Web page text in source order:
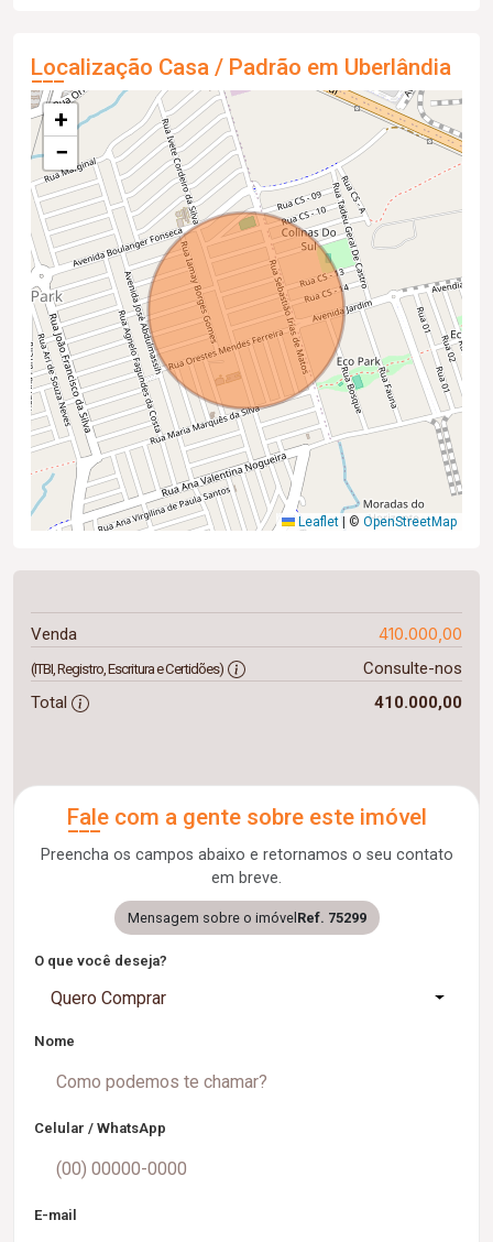
Localização Casa / Padrão em Uberlândia
+
−
Leaflet | © OpenStreetMap
Venda 410.000,00
(ITBI, Registro, Escritura e Certidões)
Consulte-nos
Total
410.000,00
Fale com a gente sobre este imóvel
Preencha os campos abaixo e retornamos o seu contato
em breve.
Mensagem sobre o imóvelRef. 75299
O que você deseja?
Quero Comprar
Nome
Celular / WhatsApp
E-mail